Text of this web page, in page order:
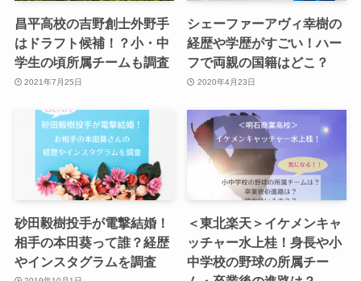
昌平高校の吉野創士外野手
はドラフト候補！？小・中
学生の頃所属チームも調査
2021年7月25日
シェーファーアヴィ幸樹の
経歴や学歴がすごい！ハー
フで両親の国籍はどこ？
2020年4月23日
砂田毅樹投手が電撃結婚！
相手の本田葵って誰？経歴
やインスタグラムを調査
＜東北楽天＞イケメンキャ
ッチャー水上桂！身長や小
中学校の野球の所属チー